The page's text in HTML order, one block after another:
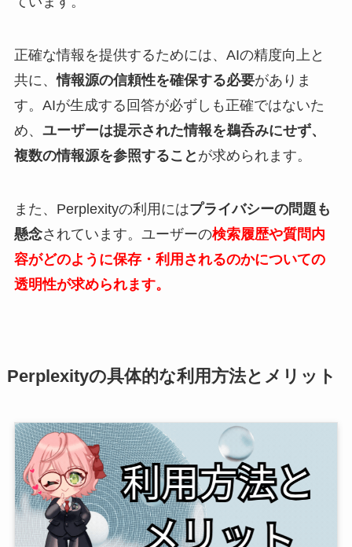
正確な情報を提供するためには、AIの精度向上と
共に、情報源の信頼性を確保する必要がありま
す。AIが生成する回答が必ずしも正確ではないた
め、 ユーザーは提示された情報を鵜呑みにせず、
複数の情報源を参照すること が求められます。
また、Perplexityの利用にはプライバシーの問題も
懸念されています。ユーザーの検索履歴や質問内
容がどのように保存・利用されるのかについての
透明性が求められます。
Perplexityの具体的な利用方法とメリット